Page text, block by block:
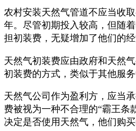
农村安装天然气管道不应当收
年。尽管初期投入较高，但随
担初装费，无疑增加了他们的经
天然气初装费应由政府和天然
初装费的方式，类似于其他服
天然气公司作为盈利方，应当
费被视为一种不合理的“霸王条
决定是否使用天然气，他们购